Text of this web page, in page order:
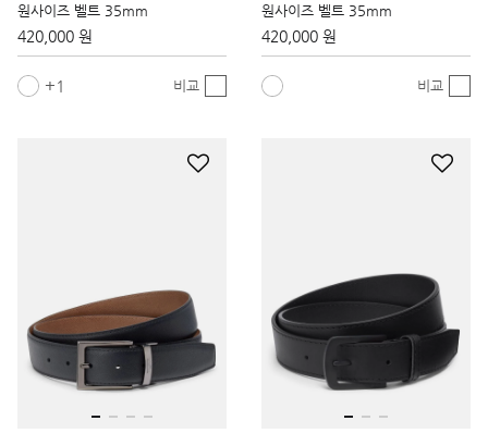
원사이즈 벨트 35mm
420,000 원
1 비교
원사이즈 벨트 35mm
420,000 원
비교